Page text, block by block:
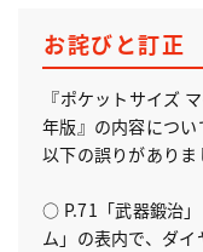
お詫びと訂正
『ポケットサイズ
年版』の内容につい
以下の誤りがありま
○ P.71「武器鍛治
ム」の表内で、ダ